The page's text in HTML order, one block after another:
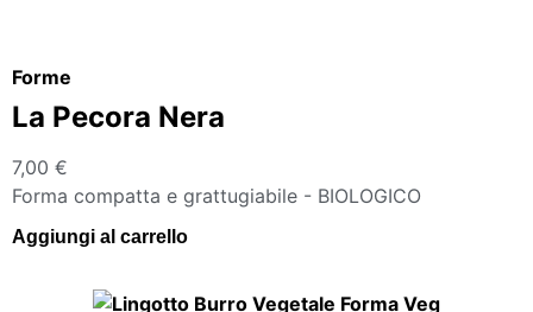
Forme
La Pecora Nera
7,00 €
Forma compatta e grattugiabile - BIOLOGICO
Aggiungi al carrello